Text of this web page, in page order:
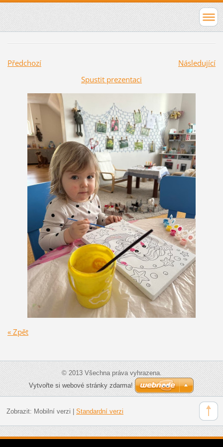
Předchozí
Následující
Spustit prezentaci
« Zpět
© 2013 Všechna práva vyhrazena.
Vytvořte si webové stránky zdarma!
Zobrazit: Mobilní verzi Standardní verzi